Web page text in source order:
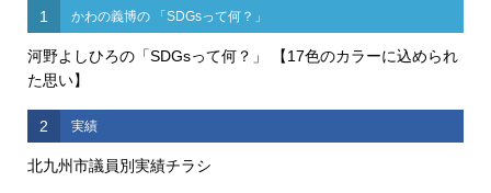
1 かわの義博の 「SDGsって何？」
河野よしひろの「SDGsって何？」 【17色のカラーに込められ
た思い】
2 実績
北九州市議員別実績チラシ